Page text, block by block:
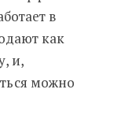
в
как
и,
можно